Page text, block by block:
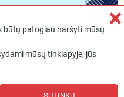
būtų patogiau naršyti mūsų
mūsų tinklapyje, jūs
×